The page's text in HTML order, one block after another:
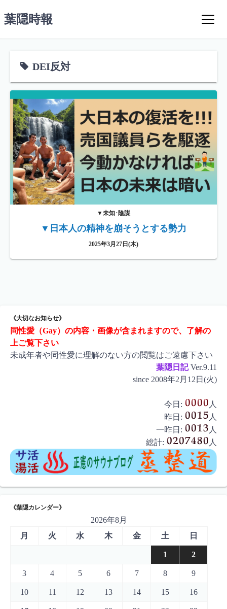
ン
ン
葉隠時報
DEI反対
▼未知･陰謀
▼日本人の精神を崩そうとする勢力
2025年3月27日(木)
《大切なお知らせ》
同性愛（Gay）の内容・画像が含まれますので、了解の
上ご覧下さい
未成年者や同性愛に理解のない方の閲覧はご遠慮下さい
葉隠日記Ver.9.11
since 2008年2月12日(火)
今日:
人
昨日:
人
一昨日:
人
総計:
人
《葉隠カレンダー》
2026年8月
月
火 水 木 金 土 日
1 2
3 4 5 6 7 8 9
10 11 12 13 14 15 16